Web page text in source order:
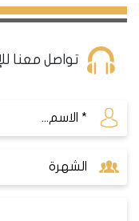
تواصل معنا